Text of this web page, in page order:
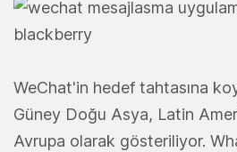
WeChat'in hedef tahtasına
Güney Doğu Asya, Latin
Avrupa olarak gösteriliyor.